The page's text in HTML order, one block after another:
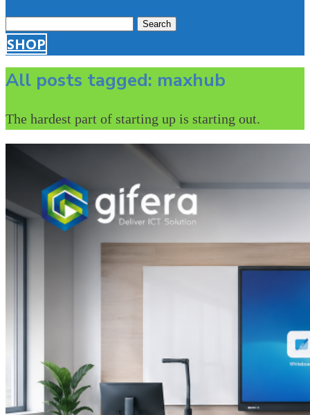
Search
for:
SHOP
All posts tagged: maxhub
The hardest part of starting up is starting out.